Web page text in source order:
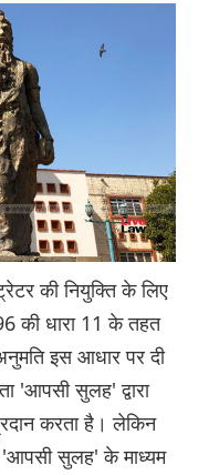
की नियुक्ति के लिए
की धारा 11 के तहत
इस आधार पर दी
'आपसी सुलह' द्वारा
करता है। लेकिन
'आपसी सुलह' के माध्यम